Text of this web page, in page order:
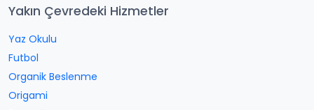
Yakın Çevredeki Hizmetler
Yaz Okulu
Futbol
Organik Beslenme
Origami